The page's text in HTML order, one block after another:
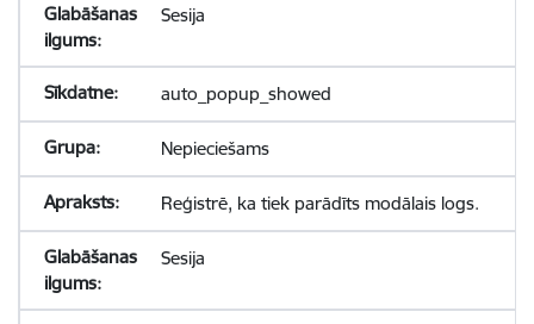
Sesija
auto_popup_showed
Nepieciešams
Reģistrē, ka tiek parādīts modālais logs.
Sesija